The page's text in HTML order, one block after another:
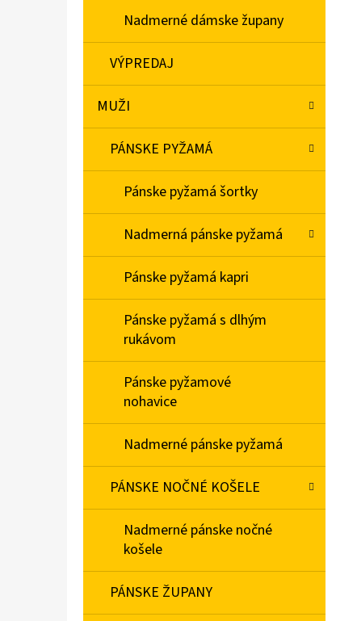
Nadmerné dámske župany
VÝPREDAJ
MUŽI
PÁNSKE PYŽAMÁ
Pánske pyžamá šortky
Nadmerná pánske pyžamá
Pánske pyžamá kapri
Pánske pyžamá s dlhým
rukávom
Pánske pyžamové
nohavice
Nadmerné pánske pyžamá
PÁNSKE NOČNÉ KOŠELE
Nadmerné pánske nočné
košele
PÁNSKE ŽUPANY